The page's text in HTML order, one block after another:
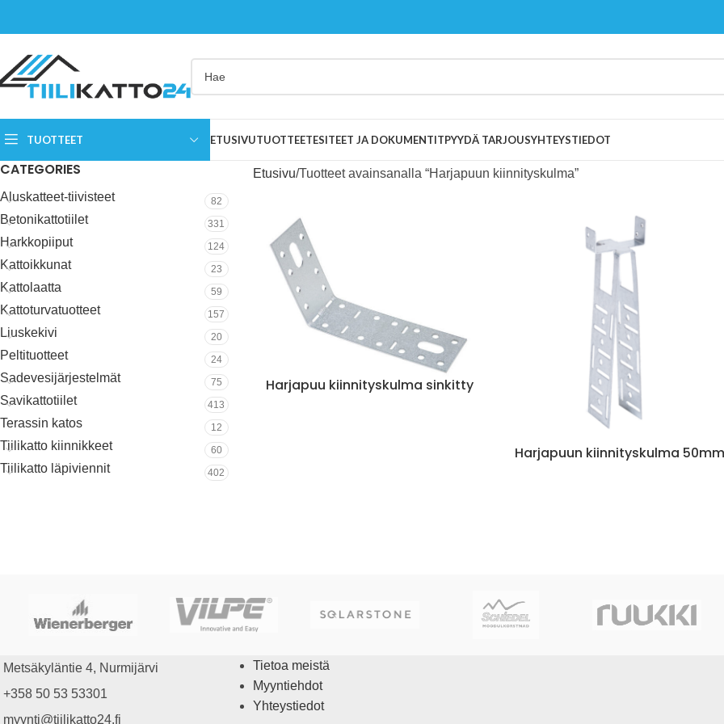
TUOTTEET ETUSIVUTUOTTEETESITEET JA DOKUMENTITPYYDÄ TARJOUSYHTEYSTIEDOT
CATEGORIES
Aluskatteet-tiivisteet 82
Betonikattotiilet 331
Harkkopiiput 124
Kattoikkunat 23
Kattolaatta 59
Kattoturvatuotteet 157
Liuskekivi 20
Peltituotteet 24
Sadevesijärjestelmät 75
Savikattotiilet 413
Terassin katos 12
Tiilikatto kiinnikkeet 60
Tiilikatto läpiviennit 402
Etusivu Tuotteet avainsanalla “Harjapuun kiinnityskulma”
Harjapuu kiinnityskulma sinkitty
Harjapuun kiinnityskulma
Metsäkyläntie 4, Nurmijärvi
+358 50 53 53301
myynti@tiilikatto24.fi
Tietoa meistä
Myyntiehdot
Yhteystiedot